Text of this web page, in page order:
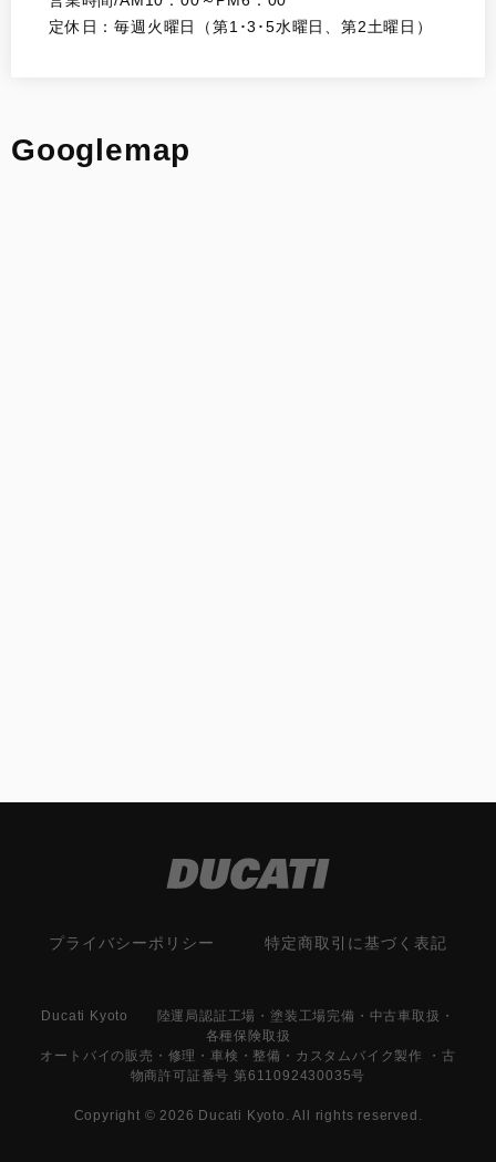
定休日：毎週火曜日（第1･3･5水曜日、第2土曜日）
Googlemap
プライバシーポリシー 特定商取引に基づく表記
Ducati Kyoto 陸運局認証工場・塗装工場完備・中古車取扱・
各種保険取扱
オートバイの販売・修理・車検・整備・カスタムバイク製作 ・古
物商許可証番号 第611092430035号
Copyright © 2026 Ducati Kyoto. All rights reserved.